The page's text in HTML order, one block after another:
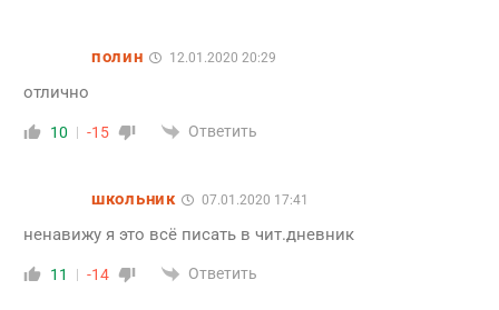
полин 12.01.2020 20:29
отлично
10 -15 Ответить
школьник 07.01.2020 17:41
ненавижу я это всё писать в чит.дневник
11 -14 Ответить